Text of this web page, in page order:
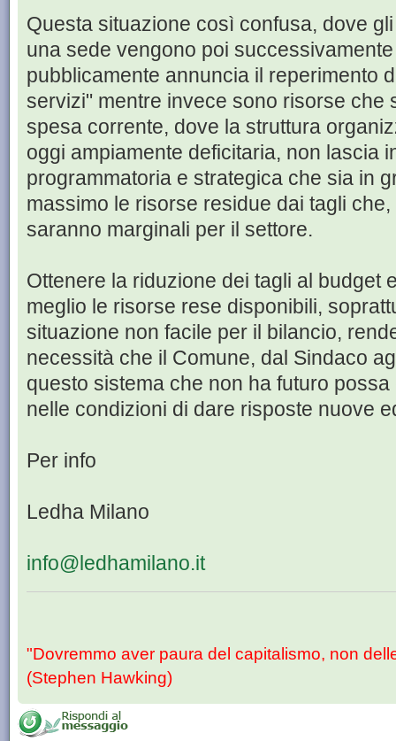
Questa situazione così confusa, dove
una sede vengono poi
pubblicamente annuncia il reperimento
servizi" mentre invece sono risorse che
spesa corrente, dove la struttura
oggi ampiamente deficitaria, non lascia
programmatoria e strategica che sia in
massimo le risorse residue dai tagli
saranno marginali per il settore.
Ottenere la riduzione dei tagli al budget
meglio le risorse rese disponibili,
situazione non facile per il bilancio,
necessità che il Comune, dal Sindaco
questo sistema che non ha futuro
nelle condizioni di dare risposte nuove
Per info
Ledha Milano
info@ledhamilano.it
"Dovremmo aver paura del capitalismo, non
(Stephen Hawking)